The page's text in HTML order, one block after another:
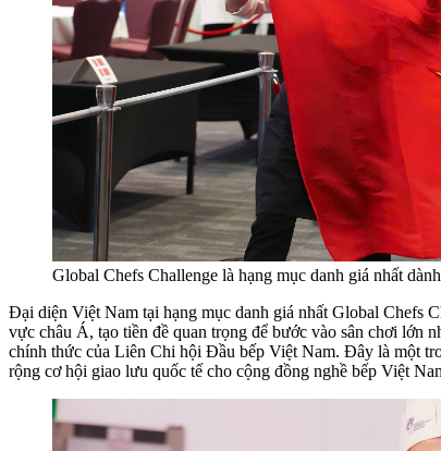
Global Chefs Challenge là hạng mục danh giá nhất
Đại diện Việt Nam tại hạng mục danh giá nhất Global Chefs
vực châu Á, tạo tiền đề quan trọng để bước vào sân chơi lớn
chính thức của Liên Chi hội Đầu bếp Việt Nam. Đây là một
rộng cơ hội giao lưu quốc tế cho cộng đồng nghề bếp Việt